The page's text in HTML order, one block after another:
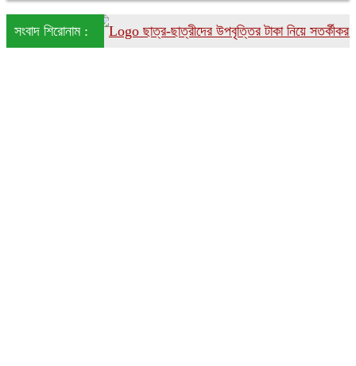
সংবাদ শিরোনাম :
পতন ছাত্র-ছাত্রীদের উপবৃত্তির টাকা নিয়ে সতর্কীকরণ বিজ্ঞপ্তি